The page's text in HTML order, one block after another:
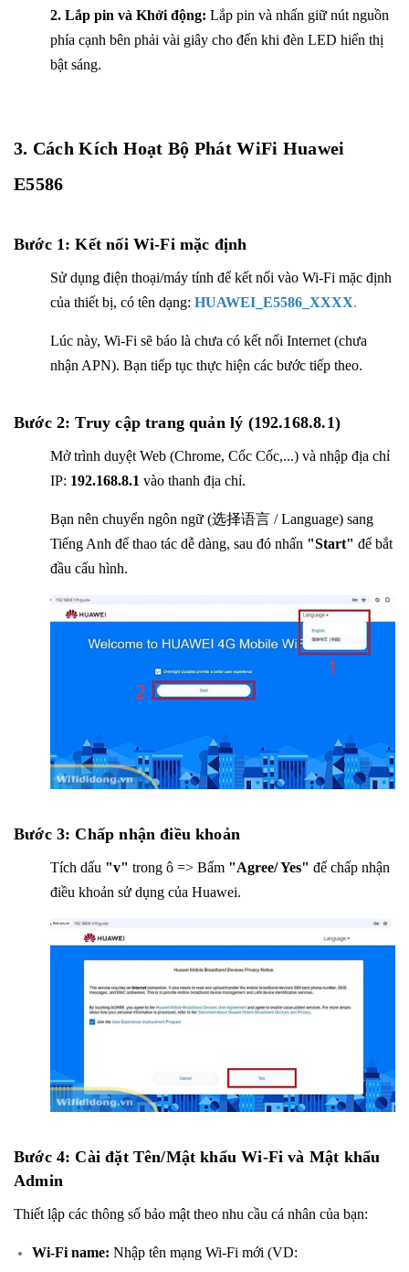
2. Lắp pin và Khởi động: Lắp pin và nhấn giữ nút nguồn
phía cạnh bên phải vài giây cho đến khi đèn LED hiển thị
bật sáng.
3. Cách Kích Hoạt Bộ Phát WiFi Huawei
E5586
Bước 1: Kết nối Wi-Fi mặc định
Sử dụng điện thoại/máy tính để kết nối vào Wi-Fi mặc định
của thiết bị, có tên dạng: HUAWEI_E5586_XXXX.
Lúc này, Wi-Fi sẽ báo là chưa có kết nối Internet (chưa
nhận APN). Bạn tiếp tục thực hiện các bước tiếp theo.
Bước 2: Truy cập trang quản lý (192.168.8.1)
Mở trình duyệt Web (Chrome, Cốc Cốc,...) và nhập địa chỉ
IP: 192.168.8.1 vào thanh địa chỉ.
Bạn nên chuyển ngôn ngữ (选择语言 / Language) sang
Tiếng Anh để thao tác dễ dàng, sau đó nhấn "Start" để bắt
đầu cấu hình.
Bước 3: Chấp nhận điều khoản
Tích dấu "v" trong ô => Bấm "Agree/ Yes" để chấp nhận
điều khoản sử dụng của Huawei.
Bước 4: Cài đặt Tên/Mật khẩu Wi-Fi và Mật khẩu
Admin
Thiết lập các thông số bảo mật theo nhu cầu cá nhân của bạn:
Wi-Fi name: Nhập tên mạng Wi-Fi mới (VD: